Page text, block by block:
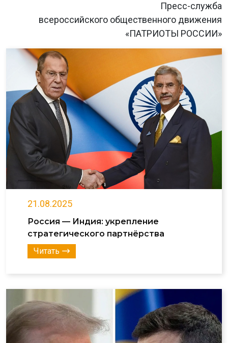
Пресс-служба
всероссийского общественного движения
«ПАТРИОТЫ РОССИИ»
21.08.2025
Россия — Индия: укрепление
стратегического партнёрства
Читать